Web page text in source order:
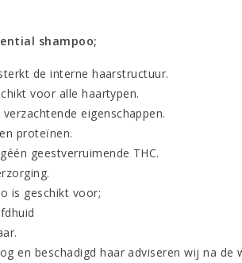
shampoo;
de interne haarstructuur.
voor alle haartypen.
eigenschappen.
proteïnen.
geestverruimende THC.
is geschikt voor;
en beschadigd haar adviseren wij na de